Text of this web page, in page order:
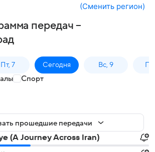
(Сменить регион)
передач –
Пт, 7 Сегодня Вс, 9
Спорт
прошедшие передачи
(A Journey Across Iran)